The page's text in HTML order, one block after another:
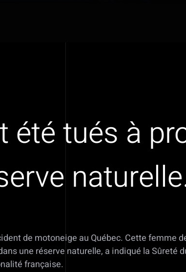
été tués à
de motoneige au Québec. Cette femme
une réserve naturelle, a indiqué la Sûreté
française.